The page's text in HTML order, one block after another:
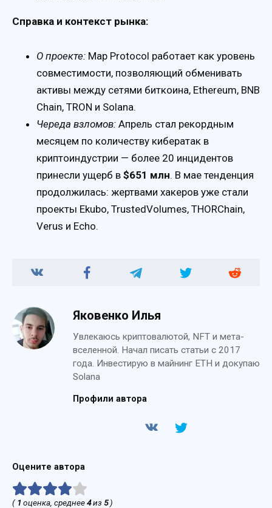
Справка и контекст рынка:
О проекте: Map Protocol работает как уровень
совместимости, позволяющий обменивать
активы между сетями биткоина, Ethereum, BNB
Chain, TRON и Solana.
Череда взломов: Апрель стал рекордным
месяцем по количеству кибератак в
криптоиндустрии — более 20 инцидентов
принесли ущерб в $651 млн. В мае тенденция
продолжилась: жертвами хакеров уже стали
проекты Ekubo, TrustedVolumes, THORChain,
Verus и Echo.
Яковенко Илья
Увлекаюсь криптовалютой, NFT и мета-
вселенной. Начал писать статьи с 2017
года. Инвестирую в майнинг ETH и докупаю
Solana
Профили автора
Оцените автора
( 1оценка, среднее4из 5)